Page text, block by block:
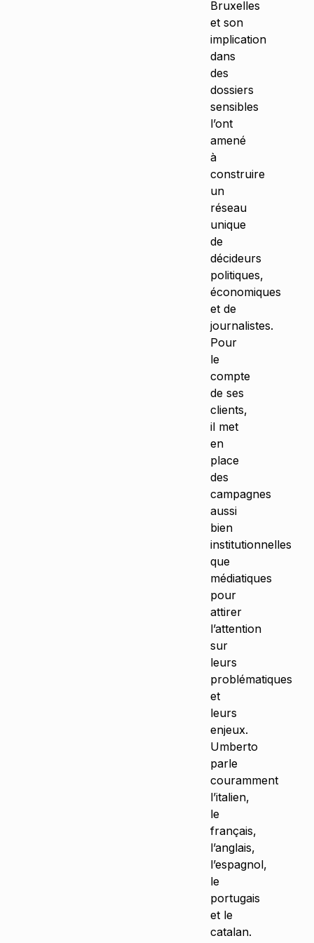
Bruxelles
et son
implication
dans
des
dossiers
sensibles
l’ont
amené
à
construire
un
réseau
unique
de
décideurs
politiques,
économiques
et de
journalistes.
Pour
le
compte
de ses
clients,
il met
en
place
des
campagnes
aussi
bien
institutionnelles
que
médiatiques
pour
attirer
l’attention
sur
leurs
problématiques
et
leurs
enjeux.
Umberto
parle
couramment
l’italien,
le
français,
l’anglais,
l’espagnol,
le
portugais
et le
catalan.